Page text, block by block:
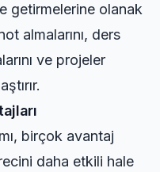
getirmelerine olanak
almalarını, ders
ve projeler
birçok avantaj
daha etkili hale